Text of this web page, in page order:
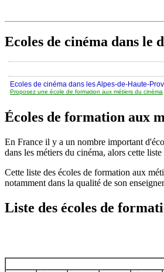
Ecoles de cinéma dans le
Ecoles de cinéma dans les Alpes-de-Haute-
Proposez une école de formation aux métiers du cinéma
Écoles de formation aux
En France il y a un nombre important
dans les métiers du cinéma, alors cette
Cette liste des écoles de formation aux
notamment dans la qualité de son
Liste des écoles de